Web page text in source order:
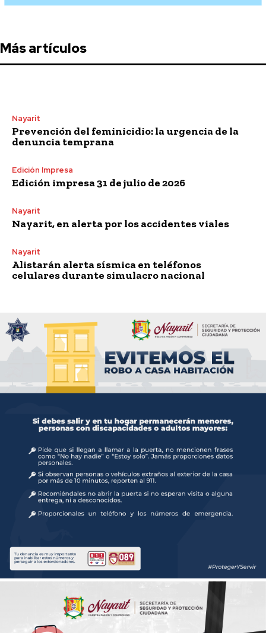
Más artículos
Nayarit
Prevención del feminicidio: la urgencia de la
denuncia temprana
Edición Impresa
Edición impresa 31 de julio de 2026
Nayarit
Nayarit, en alerta por los accidentes viales
Nayarit
Alistarán alerta sísmica en teléfonos
celulares durante simulacro nacional